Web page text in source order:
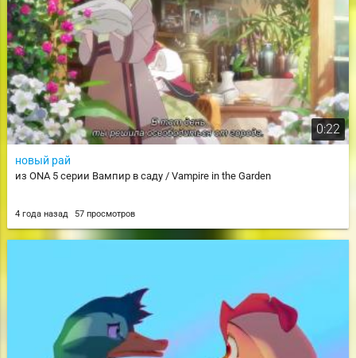
0:22
новый рай
из ONA 5 серии Вампир в саду / Vampire in the Garden
4 года назад 57 просмотров